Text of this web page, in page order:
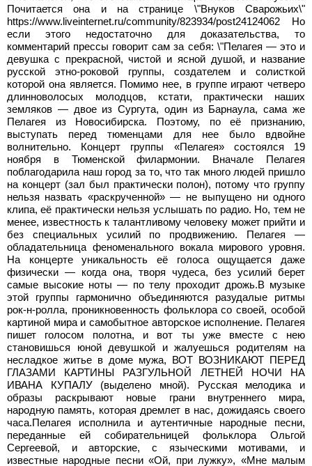
Почитается она и на странице \"Внуков Сварожьих\"
https://www.liveinternet.ru/community/823934/post24124062 Но
если этого недостаточно для доказательства, то
комментарий прессы говорит сам за себя: \"Пелагея — это и
девушка с прекрасной, чистой и ясной душой, и название
русской этно-роковой группы, создателем и солисткой
которой она является. Помимо нее, в группе играют четверо
длинноволосых молодцов, кстати, практически наших
земляков — двое из Сургута, один из Барнаула, сама же
Пелагея из Новосибирска. Поэтому, по её признанию,
выступать перед тюменцами для нее было вдвойне
волнительно. Концерт группы «Пелагея» состоялся 19
ноября в Тюменской филармонии. Вначале Пелагея
поблагодарила наш город за то, что так много людей пришло
на концерт (зал был практически полон), потому что группу
нельзя назвать «раскрученной» — не выпущено ни одного
клипа, её практически нельзя услышать по радио. Но, тем не
менее, известность к талантливому человеку может прийти и
без специальных усилий по продвижению. Пелагея —
обладательница феноменального вокала мирового уровня.
На концерте уникальность её голоса ощущается даже
физически — когда она, творя чудеса, без усилий берет
самые высокие ноты — по телу проходит дрожь.В музыке
этой группы гармонично объединяются разудалые ритмы
рок-н-ролла, проникновенность фольклора со своей, особой
картиной мира и самобытное авторское исполнение. Пелагея
пишет голосом полотна, и вот ты уже вместе с нею
становишься юной девушкой и жалуешься родителям на
несладкое житье в доме мужа, ВОТ ВОЗНИКАЮТ ПЕРЕД
ГЛАЗАМИ КАРТИНЫ РАЗГУЛЬНОЙ ЛЕТНЕЙ НОЧИ НА
ИВАНА КУПАЛУ (выделено мной). Русская мелодика и
образы раскрывают новые грани внутреннего мира,
народную память, которая дремлет в нас, дожидаясь своего
часа.Пелагея исполнила и аутентичные народные песни,
переданные ей собирательницей фольклора Ольгой
Сергеевой, и авторские, с языческими мотивами, и
известные народные песни «Ой, при лужку», «Мне малым